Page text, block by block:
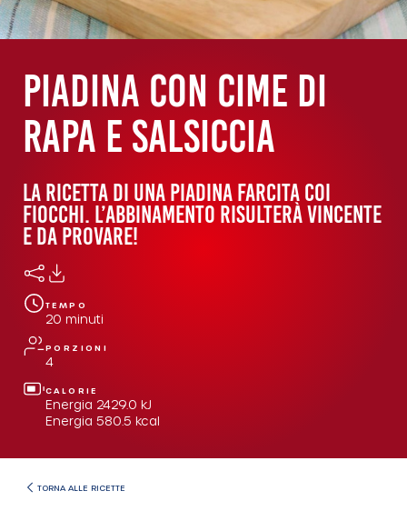
Piadina con cime di
rapa e salsiccia
LA RICETTA DI UNA PIADINA FARCITA COI
FIOCCHI. L’ABBINAMENTO RISULTERÀ VINCENTE
E DA PROVARE!
TEMPO
20 minuti
PORZIONI
4
CALORIE
Energia 2429.0 kJ
Energia 580.5 kcal
TORNA ALLE RICETTE